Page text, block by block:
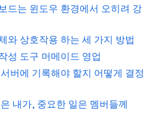
드는 윈도우 환경에서 오히려 강
와 상호작용 하는 세 가지 방법
성 도구 머메이드 영업
버에 기록해야 할지 어떻게 결정
내가, 중요한 일은 멤버들께